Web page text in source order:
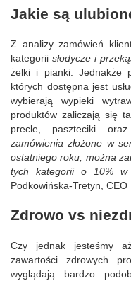
Jakie są
Z analizy zamówień
kategoriisłodycze i
żelki i pianki. Jednakże
których dostępna jest
wybierają wypieki
produktów zaliczają się
precle, paszteciki
zamówienia złożone w
ostatniego roku, można
tych kategorii o 10% w
Podkowińska-Tretyn, CEO
Zdrowo vs
Czy jednak jesteśmy
zawartości zdrowych
wyglądają bardzo